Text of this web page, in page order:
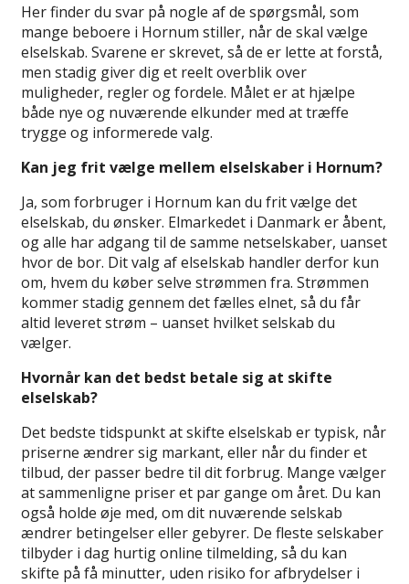
Her finder du svar på nogle af de spørgsmål, som
mange beboere i Hornum stiller, når de skal vælge
elselskab. Svarene er skrevet, så de er lette at forstå,
men stadig giver dig et reelt overblik over
muligheder, regler og fordele. Målet er at hjælpe
både nye og nuværende elkunder med at træffe
trygge og informerede valg.
Kan jeg frit vælge mellem elselskaber i Hornum?
Ja, som forbruger i Hornum kan du frit vælge det
elselskab, du ønsker. Elmarkedet i Danmark er åbent,
og alle har adgang til de samme netselskaber, uanset
hvor de bor. Dit valg af elselskab handler derfor kun
om, hvem du køber selve strømmen fra. Strømmen
kommer stadig gennem det fælles elnet, så du får
altid leveret strøm – uanset hvilket selskab du
vælger.
Hvornår kan det bedst betale sig at skifte
elselskab?
Det bedste tidspunkt at skifte elselskab er typisk, når
priserne ændrer sig markant, eller når du finder et
tilbud, der passer bedre til dit forbrug. Mange vælger
at sammenligne priser et par gange om året. Du kan
også holde øje med, om dit nuværende selskab
ændrer betingelser eller gebyrer. De fleste selskaber
tilbyder i dag hurtig online tilmelding, så du kan
skifte på få minutter, uden risiko for afbrydelser i